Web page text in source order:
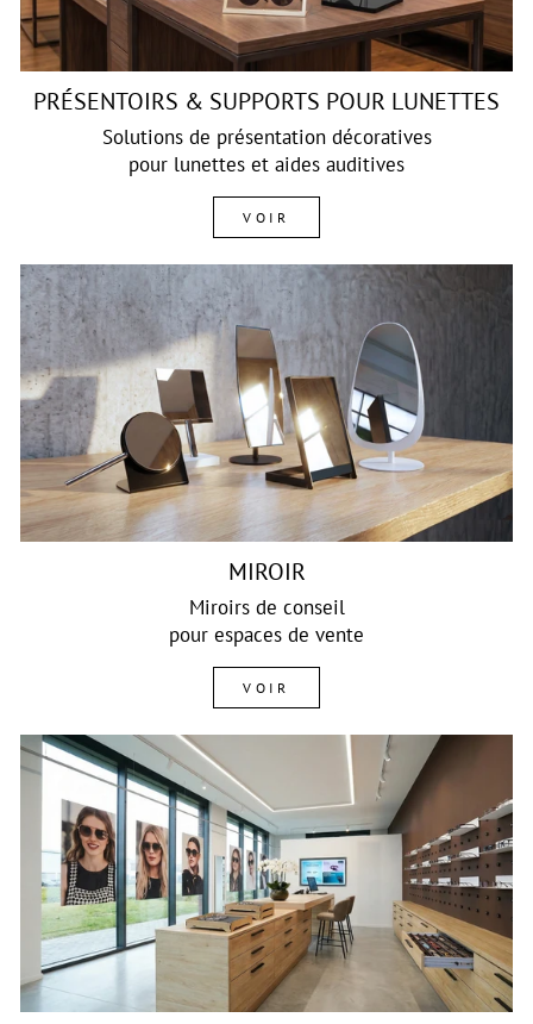
PRÉSENTOIRS & SUPPORTS POUR LUNETTES
Solutions de présentation décoratives
pour lunettes et aides auditives
VOIR
MIROIR
Miroirs de conseil
pour espaces de vente
VOIR